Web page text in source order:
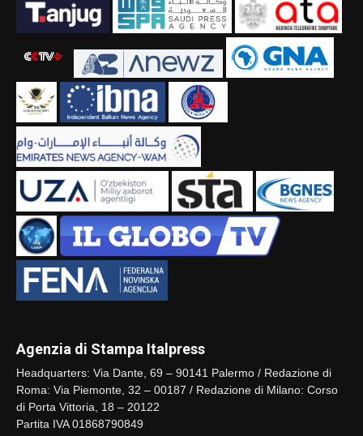
Agenzia di Stampa Italpress
Headquarters: Via Dante, 69 – 90141 Palermo / Redazione di
Roma: Via Piemonte, 32 – 00187 / Redazione di Milano: Corso
di Porta Vittoria, 18 – 20122
Partita IVA 01868790849